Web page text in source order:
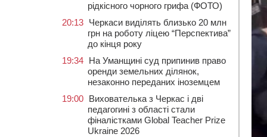
рідкісного чорного грифа (ФОТО)
20:13 Черкаси виділять близько 20 млн
грн на роботу ліцею “Перспектива”
до кінця року
19:34 На Уманщині суд припинив право
оренди земельних ділянок,
незаконно переданих іноземцем
19:00 Вихователька з Черкас і дві
педагогині з області стали
фіналістками Global Teacher Prize
Ukraine 2026